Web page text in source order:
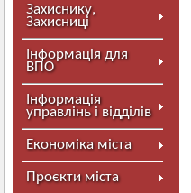
Захиснику,
Захисниці
Інформація для
ВПО
Інформація
управлінь і відділів
Економіка міста
Проєкти міста